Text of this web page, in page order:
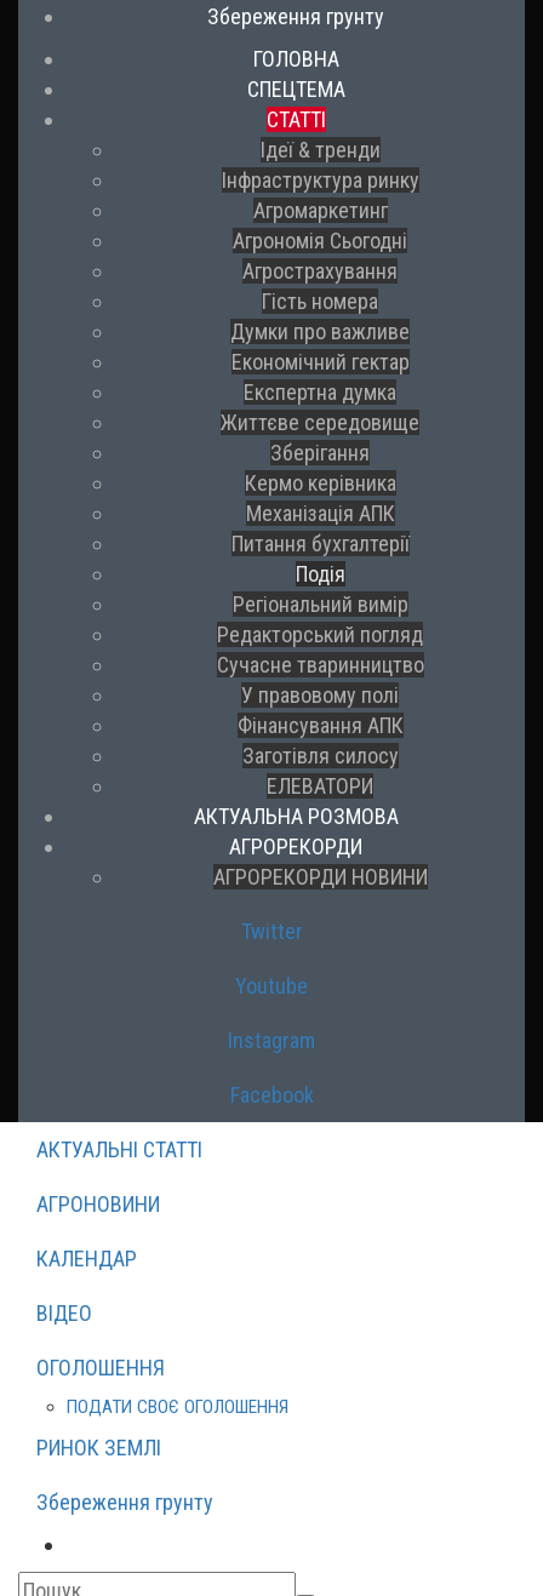
Збереження грунту
ГОЛОВНА
СПЕЦТЕМА
СТАТТІ
Ідеї & тренди
Інфраструктура ринку
Агромаркетинг
Агрономія Сьогодні
Агрострахування
Гість номера
Думки про важливе
Економічний гектар
Експертна думка
Життєве середовище
Зберігання
Кермо керівника
Механізація АПК
Питання бухгалтерії
Подія
Регіональний вимір
Редакторський погляд
Сучасне тваринництво
У правовому полі
Фінансування АПК
Заготівля силосу
ЕЛЕВАТОРИ
АКТУАЛЬНА РОЗМОВА
АГРОРЕКОРДИ
АГРОРЕКОРДИ НОВИНИ
Twitter
Youtube
Instagram
Facebook
АКТУАЛЬНІ СТАТТІ
АГРОНОВИНИ
КАЛЕНДАР
ВІДЕО
ОГОЛОШЕННЯ
ПОДАТИ СВОЄ ОГОЛОШЕННЯ
РИНОК ЗЕМЛІ
Збереження грунту